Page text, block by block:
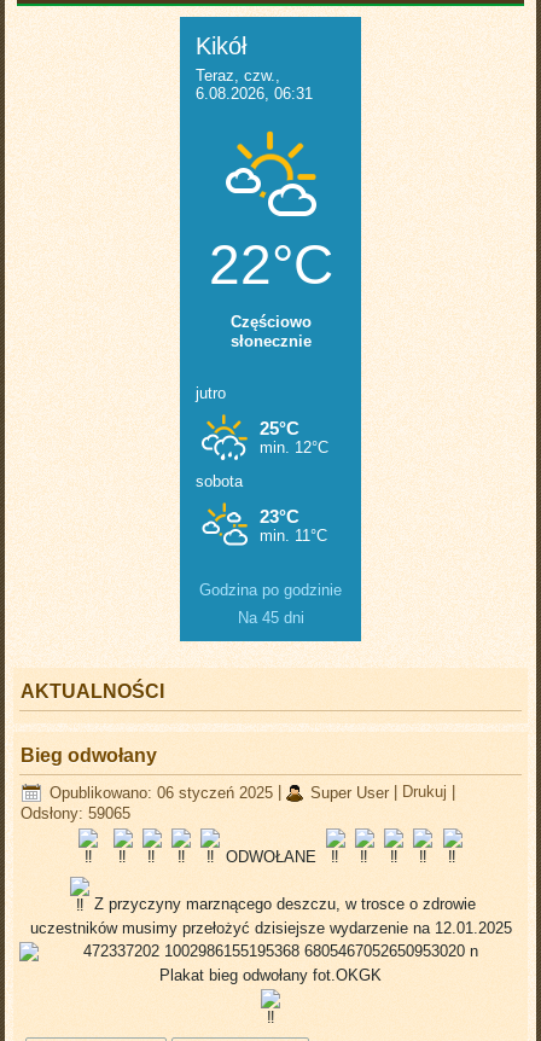
Godzina po godzinie
Na 45 dni
AKTUALNOŚCI
Bieg odwołany
Opublikowano: 06 styczeń 2025 Super User| Drukuj
Odsłony: 59065
ODWOŁANE
Z przyczyny marznącego deszczu, w trosce o zdrowie
uczestników musimy przełożyć dzisiejsze wydarzenie na 12.01.2025
Plakat bieg odwołany fot.OKGK